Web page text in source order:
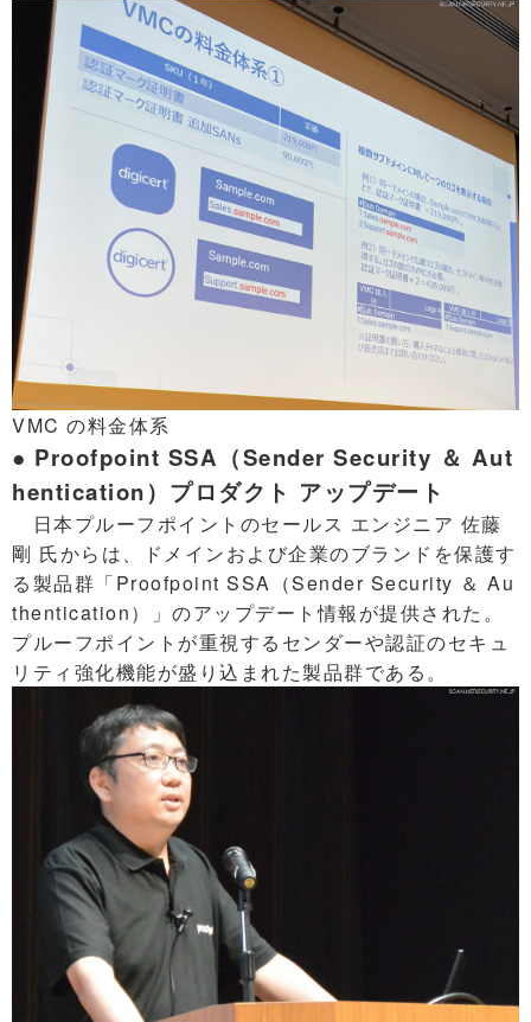
VMC の料金体系
● Proofpoint SSA（Sender Security ＆ Aut
hentication）プロダクト アップデート
日本プルーフポイントのセールス エンジニア 佐藤
剛 氏からは、ドメインおよび企業のブランドを保護す
る製品群「Proofpoint SSA（Sender Security ＆ Au
thentication）」のアップデート情報が提供された。
プルーフポイントが重視するセンダーや認証のセキュ
リティ強化機能が盛り込まれた製品群である。